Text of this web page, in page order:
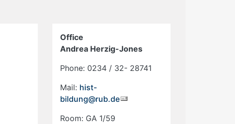
Office
Andrea Herzig-Jones
Phone: 0234 / 32- 28741
Mail: hist-
bildung@rub.de
Room: GA 1/59